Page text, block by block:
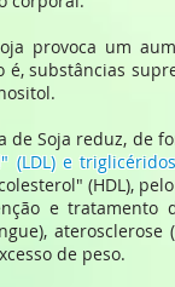
provoca um
é, substâncias
de Soja reduz, de
(LDL) e triglicéridos
(HDL),
e tratamento
de peso.